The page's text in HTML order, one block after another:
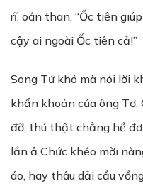
rĩ, oán than. “Ốc tiên
cậy ai ngoài Ốc tiên cả!”
Song Tử khó mà nói lời
khẩn khoản của ông Tơ.
đỡ, thú thật chẳng hề
lần ả Chức khéo mời
áo, hay thâu dải cầu